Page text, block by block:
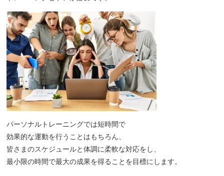
パーソナルトレーニングでは短時間で
効果的な運動を行うことはもちろん、
皆さまのスケジュールと体調に柔軟な対応をし、
最小限の時間で最大の成果を得ることを目標にします。